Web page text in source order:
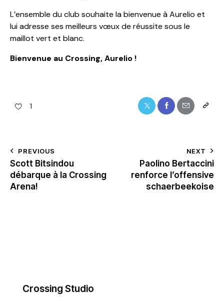
L’ensemble du club souhaite la bienvenue à Aurelio et
lui adresse ses meilleurs vœux de réussite sous le
maillot vert et blanc.
Bienvenue au Crossing, Aurelio !
1
PREVIOUS
Scott Bitsindou
débarque à la Crossing
Arena!
NEXT
Paolino Bertaccini
renforce l’offensive
schaerbeekoise
Crossing Studio